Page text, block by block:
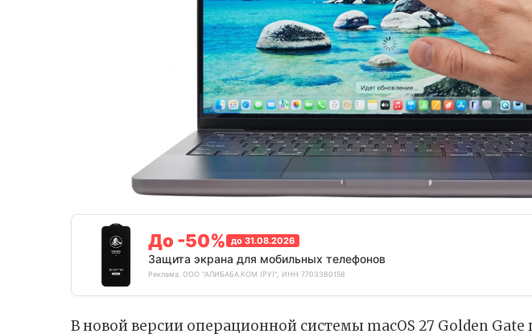
До -50% до 31.08.2026
Защита экрана для мобильных телефонов
Реклама. ООО "АЛИБАБА.КОМ (РУ)", ИНН 7703380158
В новой версии операционной системы macOS 27 Golden